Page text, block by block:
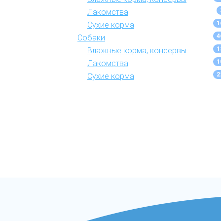
Лакомства
Сухие корма
Собаки
Влажные корма, консервы
Лакомства
Сухие корма